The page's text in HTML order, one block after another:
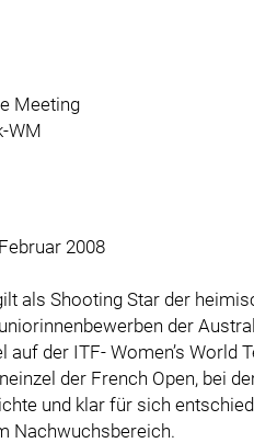
Meeting
WM
2008
als Shooting Star der
der
auf der ITF- Women’s World
der French Open, bei
und klar für sich
Nachwuchsbereich.